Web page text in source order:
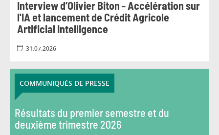
Interview d’Olivier Biton - Accélération sur
l'IA et lancement de Crédit Agricole
Artificial Intelligence
31.07.2026
COMMUNIQUÉS DE PRESSE
Résultats du premier semestre et du
deuxième trimestre 2026